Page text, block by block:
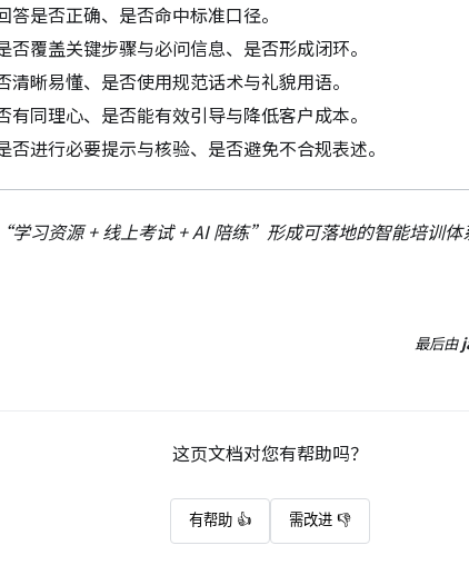
答是否正确、是否命中标准口径。
否覆盖关键步骤与必问信息、是否形成闭环。
清晰易懂、是否使用规范话术与礼貌用语。
有同理心、是否能有效引导与降低客户成本。
否进行必要提示与核验、是否避免不合规表述。
习资源 + 线上考试 + AI 陪练”形成可落地的智能培训体
最后由
这页文档对您有帮助吗？
有帮助 👍 需改进 👎